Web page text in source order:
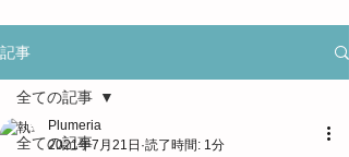
記事
全ての記事
全ての記事
Plumeria
2021年7月21日 読了時間: 1分